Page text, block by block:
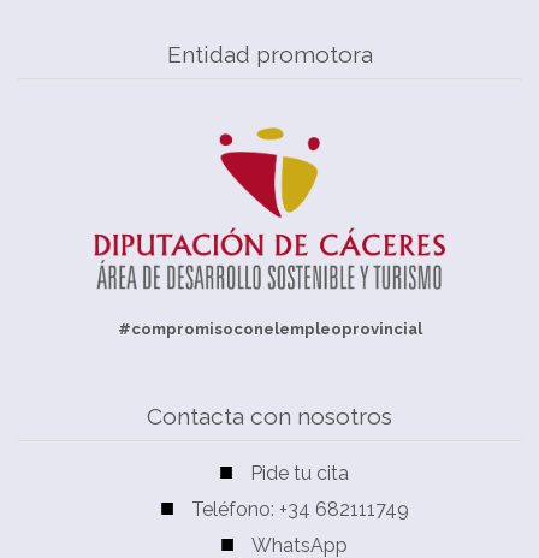
Entidad promotora
#compromisoconelempleoprovincial
Contacta con nosotros
Pide tu cita
Teléfono: +34 682111749
WhatsApp